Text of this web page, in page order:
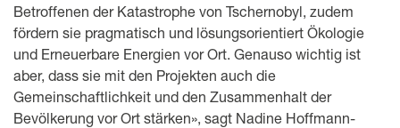
Betroffenen der Katastrophe von Tschernobyl, zudem
fördern sie pragmatisch und lösungsorientiert Ökologie
und Erneuerbare Energien vor Ort. Genauso wichtig ist
aber, dass sie mit den Projekten auch die
Gemeinschaftlichkeit und den Zusammenhalt der
Bevölkerung vor Ort stärken», sagt Nadine Hoffmann-